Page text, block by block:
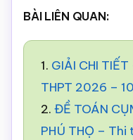
BÀI LIÊN QUAN:
1. GIẢI CHI
THPT 2026 –
2. ĐỀ TOÁN
PHÚ THỌ –